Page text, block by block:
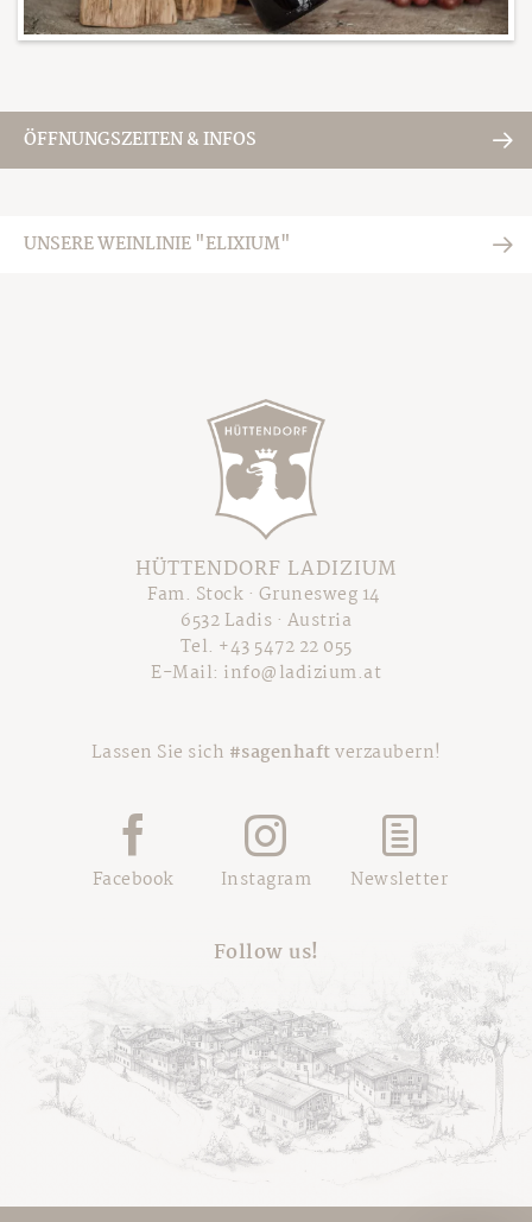
ÖFFNUNGSZEITEN & INFOS
UNSERE WEINLINIE "ELIXIUM"
HÜTTENDORF LADIZIUM
Fam. Stock · Grunesweg 14
6532 Ladis · Austria
Tel. +43 5472 22 055
E-Mail: info@ladizium.at
Lassen Sie sich #sagenhaftverzaubern!
Facebook Instagram Newsletter
Follow us!